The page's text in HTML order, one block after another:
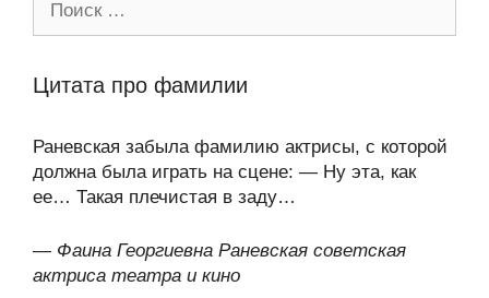
Цитата про фамилии
Раневская забыла фамилию актрисы, с которой
должна была играть на сцене: — Ну эта, как
ее… Такая плечистая в заду…
— Фаина Георгиевна Раневская советская
актриса театра и кино